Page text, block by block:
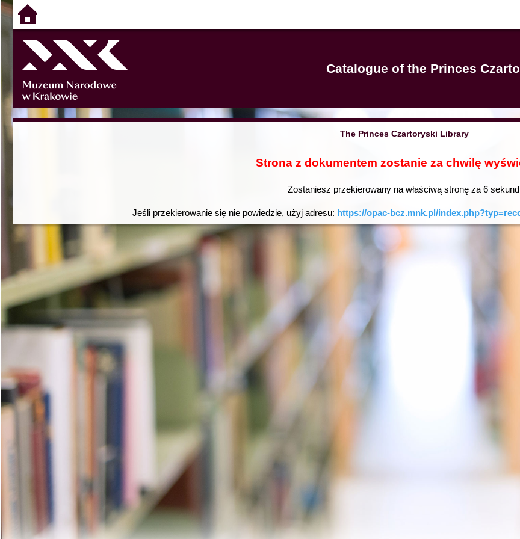
Catalogue of the Princes
The Princes Czartoryski Library
Strona z dokumentem zostanie za chwilę
Zostaniesz przekierowany na właściwą stronę za 6
Jeśli przekierowanie się nie powiedzie, użyj adresu: https://opac-bcz.mnk.pl/